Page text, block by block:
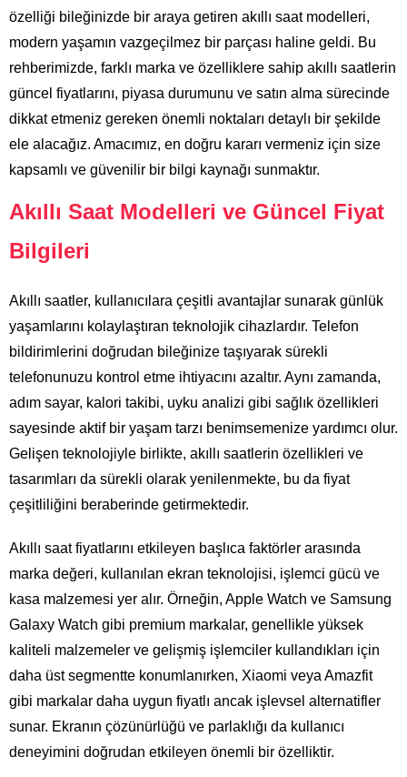
özelliği bileğinizde bir araya getiren akıllı saat modelleri,
modern yaşamın vazgeçilmez bir parçası haline geldi. Bu
rehberimizde, farklı marka ve özelliklere sahip akıllı saatlerin
güncel fiyatlarını, piyasa durumunu ve satın alma sürecinde
dikkat etmeniz gereken önemli noktaları detaylı bir şekilde
ele alacağız. Amacımız, en doğru kararı vermeniz için size
kapsamlı ve güvenilir bir bilgi kaynağı sunmaktır.
Akıllı Saat Modelleri ve Güncel Fiyat
Bilgileri
Akıllı saatler, kullanıcılara çeşitli avantajlar sunarak günlük
yaşamlarını kolaylaştıran teknolojik cihazlardır. Telefon
bildirimlerini doğrudan bileğinize taşıyarak sürekli
telefonunuzu kontrol etme ihtiyacını azaltır. Aynı zamanda,
adım sayar, kalori takibi, uyku analizi gibi sağlık özellikleri
sayesinde aktif bir yaşam tarzı benimsemenize yardımcı olur.
Gelişen teknolojiyle birlikte, akıllı saatlerin özellikleri ve
tasarımları da sürekli olarak yenilenmekte, bu da fiyat
çeşitliliğini beraberinde getirmektedir.
Akıllı saat fiyatlarını etkileyen başlıca faktörler arasında
marka değeri, kullanılan ekran teknolojisi, işlemci gücü ve
kasa malzemesi yer alır. Örneğin, Apple Watch ve Samsung
Galaxy Watch gibi premium markalar, genellikle yüksek
kaliteli malzemeler ve gelişmiş işlemciler kullandıkları için
daha üst segmentte konumlanırken, Xiaomi veya Amazfit
gibi markalar daha uygun fiyatlı ancak işlevsel alternatifler
sunar. Ekranın çözünürlüğü ve parlaklığı da kullanıcı
deneyimini doğrudan etkileyen önemli bir özelliktir.